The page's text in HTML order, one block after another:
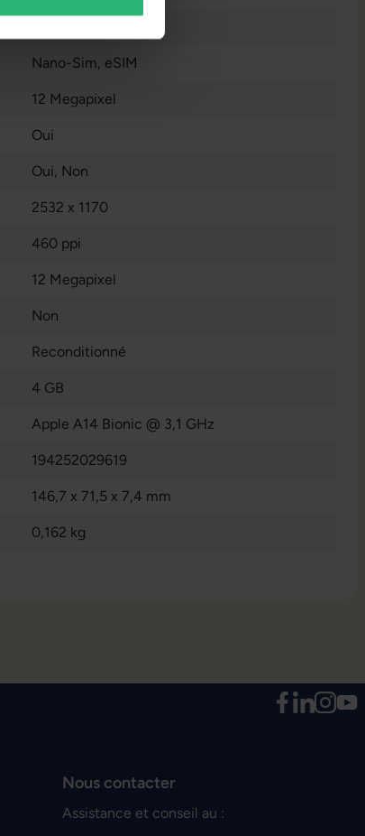
Nano-Sim, eSIM
12 Megapixel
Oui
Oui, Non
2532 x 1170
460 ppi
12 Megapixel
Non
Reconditionné
4 GB
Apple A14 Bionic @ 3,1 GHz
194252029619
146,7 x 71,5 x 7,4 mm
0,162 kg
Nous contacter
Assistance et conseil au :